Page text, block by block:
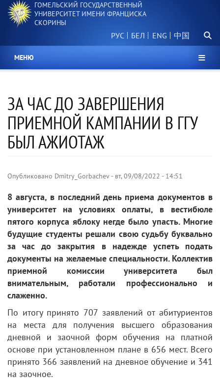
Перейти
основному
ГОМЕЛЬСКИЙ ГОСУДАРСТВЕННЫЙ
УНИВЕРСИТЕТ ИМЕНИ ФРАНЦИСКА
СКОРИНЫ
РУС БЕЛ 中国
МЕНЮ
ЗА ЧАС ДО ЗАВЕРШЕНИЯ
ПРИЕМНОЙ КАМПАНИИ В ГГУ
БЫЛ АЖИОТАЖ
Опубликовано Dmitry_Gorbachev- вт, 09/08/2022 - 14:51
8 августа, в последний день приема документов в
университет на условиях оплаты, в вестибюле
пятого корпуса яблоку негде было упасть. Многие
будущие студенты решали свою судьбу буквально
за час до закрытия в надежде успеть подать
документы на желаемые специальности. Коллектив
приемной комиссии университета был
внимательным, работали профессионально и
слаженно.
По итогу принято 707 заявлений от абитуриентов
на места для получения высшего образования
дневной и заочной форм обучения на платной
основе при установленном плане в 656 мест. Всего
принято 366 заявлений на дневное обучение и 341
на заочное.